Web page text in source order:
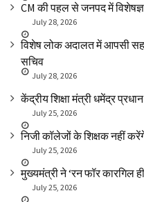
CM की पहल से जनपद में विशेषज्ञ
July 28, 2026
विशेष लोक अदालत में आपसी
सचिव
July 28, 2026
केंद्रीय शिक्षा मंत्री धमेंद्र
July 25, 2026
निजी कॉलेजों के शिक्षक नहीं
July 25, 2026
मुख्यमंत्री ने ‘रन फॉर कारगिल
July 25, 2026